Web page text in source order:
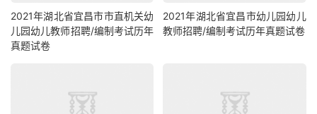
2021年湖北省宜昌市市直机关幼
儿园幼儿教师招聘/编制考试历年
真题试卷
2021年湖北省宜昌市幼儿园幼儿
教师招聘/编制考试历年真题试卷